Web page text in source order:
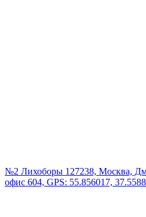
№2 Лихоборы 127238, Москва,
офис 604, GPS: 55.856017,